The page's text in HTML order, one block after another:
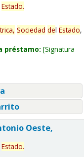
Estado.
Sociedad del Estado,
préstamo: Signatura
Oeste,
Estado.